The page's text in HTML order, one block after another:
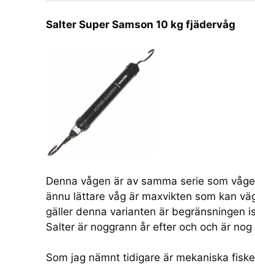
Salter Super Samson 10 kg fjädervåg
Denna vågen är av samma serie som
ännu lättare våg är maxvikten som kan
gäller denna varianten är begränsningen
Salter är noggrann år efter och och är
Som jag nämnt tidigare är mekaniska